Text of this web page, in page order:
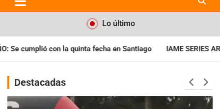
Lo último
en Santiago IAME SERIES ARGENTINA: Horarios para la
Destacadas